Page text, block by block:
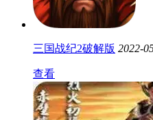
三国战纪2破解版 2022-
查看